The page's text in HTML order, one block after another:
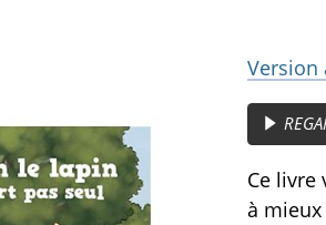
Version
Ce livre
à